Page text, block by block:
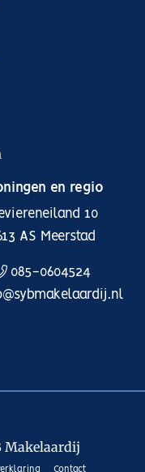
en regio
10
AS Meerstad
085-0604524
Makelaardij
Contact